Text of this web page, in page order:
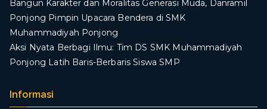
Bangun Karakter dan Moralitas Generasi Muda, Danramil
Ponjong Pimpin Upacara Bendera di SMK
Muhammadiyah Ponjong
​Aksi Nyata Berbagi Ilmu: Tim DS SMK Muhammadiyah
Ponjong Latih Baris-Berbaris Siswa SMP
Informasi